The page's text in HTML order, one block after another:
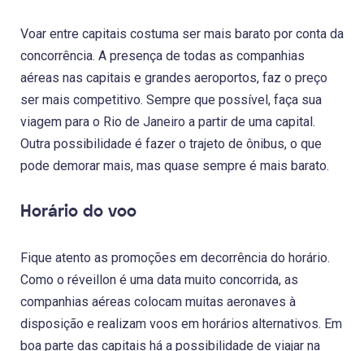
Voar entre capitais costuma ser mais barato por conta da
concorrência. A presença de todas as companhias
aéreas nas capitais e grandes aeroportos, faz o preço
ser mais competitivo. Sempre que possível, faça sua
viagem para o Rio de Janeiro a partir de uma capital.
Outra possibilidade é fazer o trajeto de ônibus, o que
pode demorar mais, mas quase sempre é mais barato.
Horário do voo
Fique atento as promoções em decorrência do horário.
Como o réveillon é uma data muito concorrida, as
companhias aéreas colocam muitas aeronaves à
disposição e realizam voos em horários alternativos. Em
boa parte das capitais há a possibilidade de viajar na